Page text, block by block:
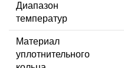
Диапазон
температур
Материал
уплотнительного